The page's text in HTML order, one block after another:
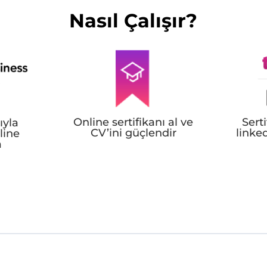
Nasıl Çalışır?
Online sertifikanı al ve
CV’ini güçlendir